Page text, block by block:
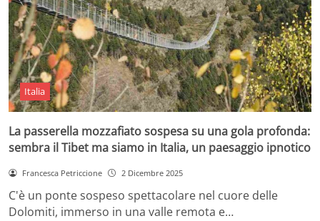
Italia
La passerella mozzafiato sospesa su una gola profonda:
sembra il Tibet ma siamo in Italia, un paesaggio ipnotico
Francesca Petriccione 2 Dicembre 2025
C'è un ponte sospeso spettacolare nel cuore delle
Dolomiti, immerso in una valle remota e…